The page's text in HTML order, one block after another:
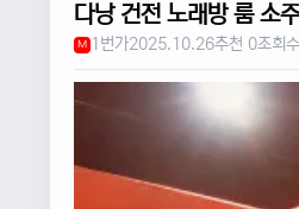
다낭 건전 노래방 룸 소
M 1번가2025.10.26추천 0조회